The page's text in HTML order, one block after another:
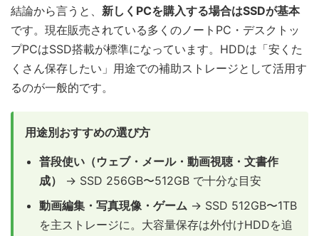
結論から言うと、 新しくPCを購入する場合はSSDが基本
です。現在販売されている多くのノートPC・デスクトッ
プPCはSSD搭載が標準になっています。HDDは「安くた
くさん保存したい」用途での補助ストレージとして活用す
るのが一般的です。
用途別おすすめの選び方
普段使い（ウェブ・メール・動画視聴・文書作
成）
→ SSD 256GB〜512GB で十分な目安
動画編集・写真現像・ゲーム → SSD 512GB〜1TB
を主ストレージに。大容量保存は外付けHDDを追